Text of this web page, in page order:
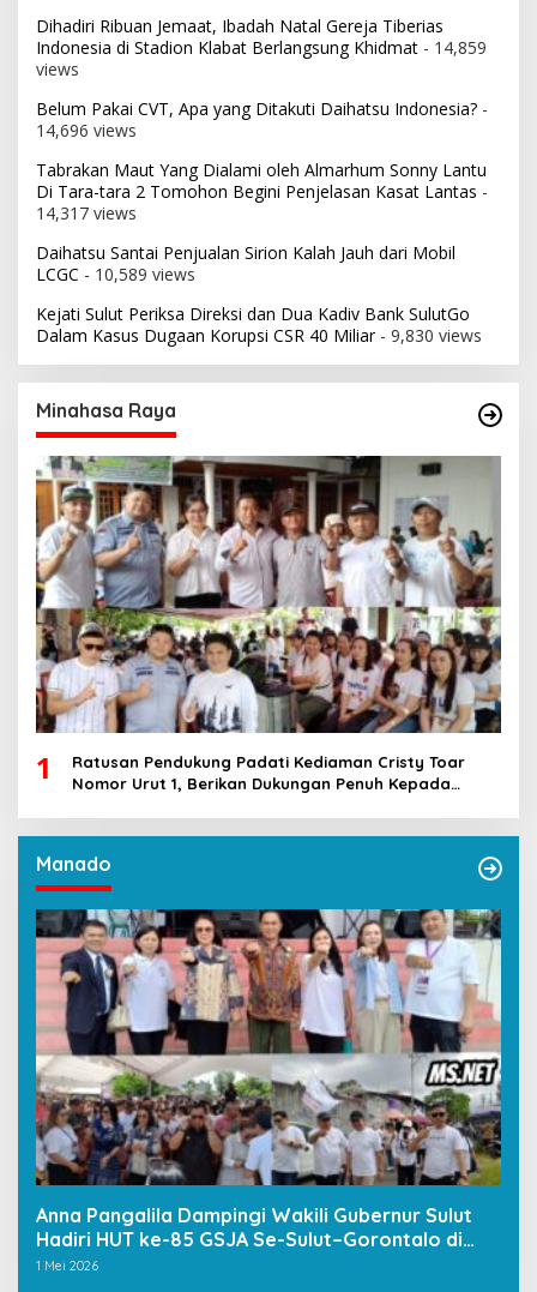
Dihadiri Ribuan Jemaat, Ibadah Natal Gereja Tiberias
Indonesia di Stadion Klabat Berlangsung Khidmat - 14,859
views
Belum Pakai CVT, Apa yang Ditakuti Daihatsu Indonesia? -
14,696 views
Tabrakan Maut Yang Dialami oleh Almarhum Sonny Lantu
Di Tara-tara 2 Tomohon Begini Penjelasan Kasat Lantas -
14,317 views
Daihatsu Santai Penjualan Sirion Kalah Jauh dari Mobil
LCGC - 10,589 views
Kejati Sulut Periksa Direksi dan Dua Kadiv Bank SulutGo
Dalam Kasus Dugaan Korupsi CSR 40 Miliar- 9,830 views
Minahasa Raya
1
Ratusan Pendukung Padati Kediaman Cristy Toar
Nomor Urut 1, Berikan Dukungan Penuh Kepada
Manado
Anna Pangalila Dampingi Wakili Gubernur Sulut
Hadiri HUT ke-85 GSJA Se-Sulut–Gorontalo di
Langowan
1 Mei 2026